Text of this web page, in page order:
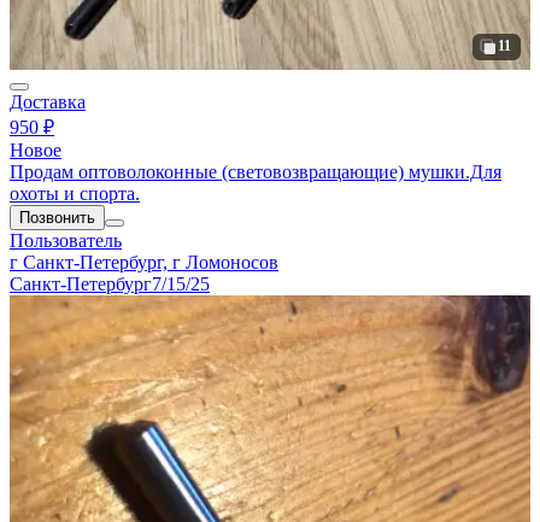
11
Доставка
950 ₽
Новое
Продам оптоволоконные (световозвращающие) мушки.Для
охоты и спорта.
Позвонить
Пользователь
г Санкт-Петербург, г Ломоносов
Санкт-Петербург7/15/25